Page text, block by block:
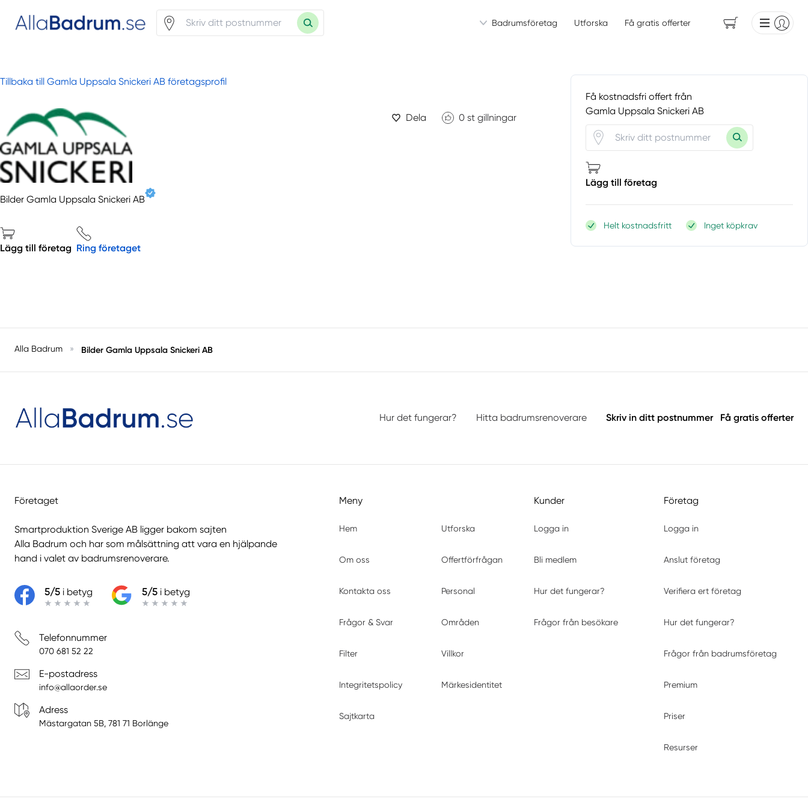
Badrumsföretag Utforska Få gratis offerter
Tillbaka till Gamla Uppsala Snickeri AB företagsprofil
Dela 0 st gillningar
Bilder Gamla Uppsala Snickeri AB
Lägg till företag Ring företaget
Få kostnadsfri offert från
Gamla Uppsala Snickeri AB
Lägg till företag
Helt kostnadsfritt Inget köpkrav
Alla Badrum » Bilder Gamla Uppsala Snickeri AB
Hur det fungerar? Hitta badrumsrenoverare Skriv in ditt postnummer Få gratis offerter
Företaget
Smartproduktion Sverige AB ligger bakom sajten
Alla Badrum och har som målsättning att vara en hjälpande
hand i valet av badrumsrenoverare.
5/5 i betyg 5/5 i betyg
Telefonnummer
070 681 52 22
E-postadress
info@allaorder.se
Adress
Mästargatan 5B, 781 71 Borlänge
Meny
Hem Utforska
Om oss Offertförfrågan
Kontakta oss Personal
Frågor & Svar Områden
Filter Villkor
Integritetspolicy Märkesidentitet
Sajtkarta
Kunder
Logga in
Bli medlem
Hur det fungerar?
Frågor från besökare
Företag
Logga in
Anslut företag
Verifiera ert företag
Hur det fungerar?
Frågor från badrumsföretag
Premium
Priser
Resurser